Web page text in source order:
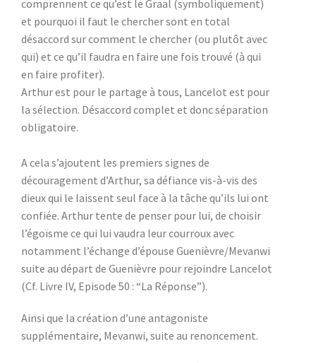
comprennent ce qu’est le Graal (symboliquement)
et pourquoi il faut le chercher sont en total
désaccord sur comment le chercher (ou plutôt avec
qui) et ce qu’il faudra en faire une fois trouvé (à qui
en faire profiter).
Arthur est pour le partage à tous, Lancelot est pour
la sélection. Désaccord complet et donc séparation
obligatoire.
A cela s’ajoutent les premiers signes de
découragement d’Arthur, sa défiance vis-à-vis des
dieux qui le laissent seul face à la tâche qu’ils lui ont
confiée. Arthur tente de penser pour lui, de choisir
l’égoïsme ce qui lui vaudra leur courroux avec
notamment l’échange d’épouse Guenièvre/Mevanwi
suite au départ de Guenièvre pour rejoindre Lancelot
(Cf. Livre IV, Episode 50 : “La Réponse”).
Ainsi que la création d’une antagoniste
supplémentaire, Mevanwi, suite au renoncement.